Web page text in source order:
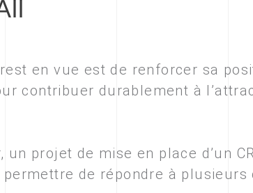
en vue est de renforcer sa
contribuer durablement à
un projet de mise en place d’un
permettre de répondre à